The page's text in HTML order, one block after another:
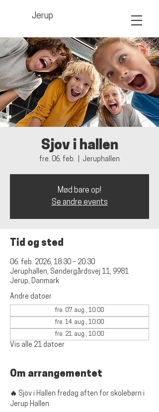
Jerup
Sjov i hallen
fre. 06. feb. Jeruphallen
Mød bare op!
Se andre events
Tid og sted
06. feb. 2026, 18:30 – 20:30
Jeruphallen, Søndergårdsvej 11, 9981
Jerup, Danmark
Andre datoer
fre. 07. aug., 10:00
fre. 14. aug., 10:00
fre. 21. aug., 10:00
Vis alle 21 datoer
Om arrangementet
🔥 Sjov i Hallen fredag aften for skolebørn i
Jerup Hallen